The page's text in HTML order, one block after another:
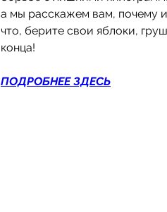
а мы расскажем вам, почему
что, берите свои яблоки,
конца!
ПОДРОБНЕЕ ЗДЕСЬ